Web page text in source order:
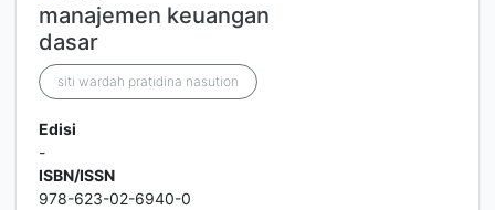
manajemen keuangan
dasar
siti wardah pratidina nasution
Edisi
-
ISBN/ISSN
978-623-02-6940-0